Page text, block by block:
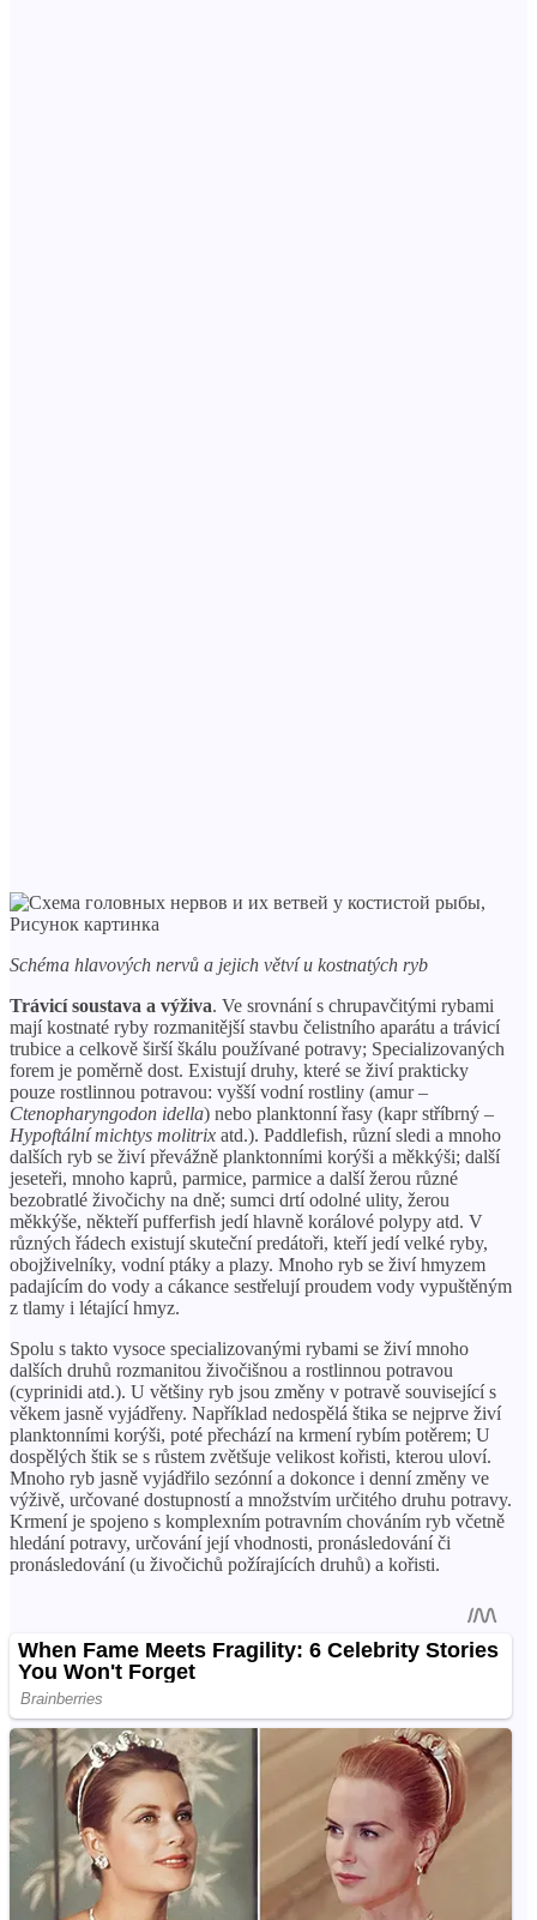
Schéma hlavových nervů a jejich větví u kostnatých ryb
Trávicí soustava a výživa. Ve srovnání s chrupavčitými rybami
mají kostnaté ryby rozmanitější stavbu čelistního aparátu a trávicí
trubice a celkově širší škálu používané potravy; Specializovaných
forem je poměrně dost. Existují druhy, které se živí prakticky
pouze rostlinnou potravou: vyšší vodní rostliny (amur –
Ctenopharyngodon idella) nebo planktonní řasy (kapr stříbrný –
Hypoftální michtys molitrix atd.). Paddlefish, různí sledi a mnoho
dalších ryb se živí převážně planktonními korýši a měkkýši; další
jeseteři, mnoho kaprů, parmice, parmice a další žerou různé
bezobratlé živočichy na dně; sumci drtí odolné ulity, žerou
měkkýše, někteří pufferfish jedí hlavně korálové polypy atd. V
různých řádech existují skuteční predátoři, kteří jedí velké ryby,
obojživelníky, vodní ptáky a plazy. Mnoho ryb se živí hmyzem
padajícím do vody a cákance sestřelují proudem vody vypuštěným
z tlamy i létající hmyz.
Spolu s takto vysoce specializovanými rybami se živí mnoho
dalších druhů rozmanitou živočišnou a rostlinnou potravou
(cyprinidi atd.). U většiny ryb jsou změny v potravě související s
věkem jasně vyjádřeny. Například nedospělá štika se nejprve živí
planktonními korýši, poté přechází na krmení rybím potěrem; U
dospělých štik se s růstem zvětšuje velikost kořisti, kterou uloví.
Mnoho ryb jasně vyjádřilo sezónní a dokonce i denní změny ve
výživě, určované dostupností a množstvím určitého druhu potravy.
Krmení je spojeno s komplexním potravním chováním ryb včetně
hledání potravy, určování její vhodnosti, pronásledování či
pronásledování (u živočichů požírajících druhů) a kořisti.